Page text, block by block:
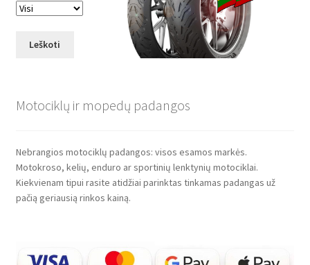
Leškoti
Motociklų ir mopedų padangos
Nebrangios motociklų padangos: visos esamos markės.
Motokroso, kelių, enduro ar sportinių lenktynių motociklai.
Kiekvienam tipui rasite atidžiai parinktas tinkamas padangas už
pačią geriausią rinkos kainą.